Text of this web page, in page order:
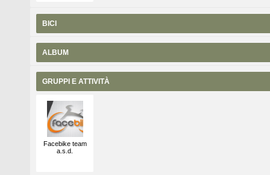
BICI
ALBUM
GRUPPI E ATTIVITÀ
Facebike team
a.s.d.